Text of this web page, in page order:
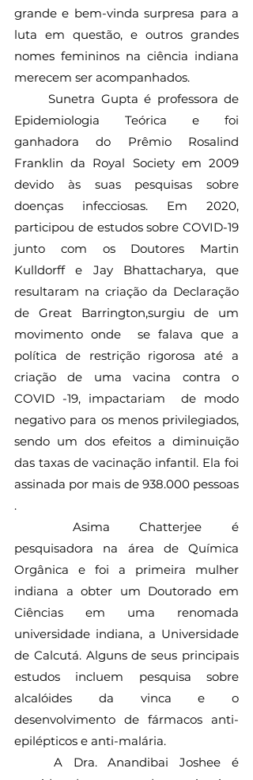
grande e bem-vinda surpresa para a
luta em questão, e outros grandes
nomes femininos na ciência indiana
merecem ser acompanhados.
	Sunetra Gupta é professora de
Epidemiologia Teórica e foi
ganhadora do Prêmio Rosalind
Franklin da Royal Society em 2009
devido às suas pesquisas sobre
doenças infecciosas. Em 2020,
participou de estudos sobre COVID-19
junto com os Doutores Martin
Kulldorff e Jay Bhattacharya, que
resultaram na criação da Declaração
de Great Barrington,surgiu de um
movimento onde  se falava que a
política de restrição rigorosa até a
criação de uma vacina contra o
COVID -19, impactariam  de modo
negativo para os menos privilegiados,
sendo um dos efeitos a diminuição
das taxas de vacinação infantil. Ela foi
assinada por mais de 938.000 pessoas
.
pesquisadora na área de Química
Orgânica e foi a primeira mulher
indiana a obter um Doutorado em
Ciências em uma renomada
universidade indiana, a Universidade
de Calcutá. Alguns de seus principais
estudos incluem pesquisa sobre
alcalóides da vinca e o
desenvolvimento de fármacos anti-
epilépticos e anti-malária.